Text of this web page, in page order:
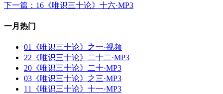
下一篇：16《唯识三十论》十六·MP3
一月热门
01《唯识三十论》之一·视频
22《唯识三十论》二十二·MP3
20《唯识三十论》二十·MP3
03《唯识三十论》之三·MP3
11《唯识三十论》十一·MP3